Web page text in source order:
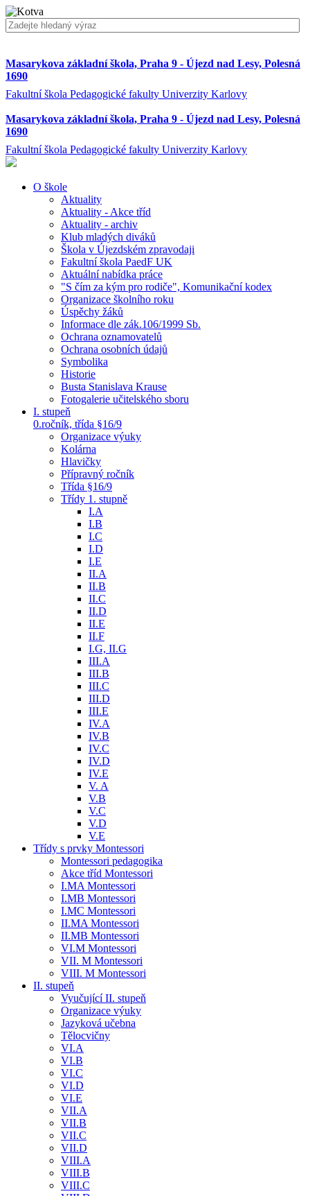
Masarykova základní škola, Praha 9 - Újezd nad Lesy, Polesná
1690
Fakultní škola Pedagogické fakulty Univerzity Karlovy
Masarykova základní škola, Praha 9 - Újezd nad Lesy, Polesná
1690
Fakultní škola Pedagogické fakulty Univerzity Karlovy
O škole
Aktuality
Aktuality - Akce tříd
Aktuality - archiv
Klub mladých diváků
Škola v Újezdském zpravodaji
Fakultní škola PaedF UK
Aktuální nabídka práce
"S čím za kým pro rodiče", Komunikační kodex
Organizace školního roku
Úspěchy žáků
Informace dle zák.106/1999 Sb.
Ochrana oznamovatelů
Ochrana osobních údajů
Symbolika
Historie
Busta Stanislava Krause
Fotogalerie učitelského sboru
I. stupeň
0.ročník, třída §16/9
Organizace výuky
Kolárna
Hlavičky
Přípravný ročník
Třída §16/9
Třídy 1. stupně
I.A
I.B
I.C
I.D
I.E
II.A
II.B
II.C
II.D
II.E
II.F
I.G, II.G
III.A
III.B
III.C
III.D
III.E
IV.A
IV.B
IV.C
IV.D
IV.E
V. A
V.B
V.C
V.D
V.E
Třídy s prvky Montessori
Montessori pedagogika
Akce tříd Montessori
I.MA Montessori
I.MB Montessori
I.MC Montessori
II.MA Montessori
II.MB Montessori
VI.M Montessori
VII. M Montessori
VIII. M Montessori
II. stupeň
Vyučující II. stupeň
Organizace výuky
Jazyková učebna
Tělocvičny
VI.A
VI.B
VI.C
VI.D
VI.E
VII.A
VII.B
VII.C
VII.D
VIII.A
VIII.B
VIII.C